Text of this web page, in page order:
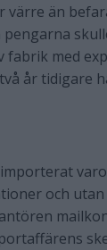
värre än
fabrik med
år tidigare
och